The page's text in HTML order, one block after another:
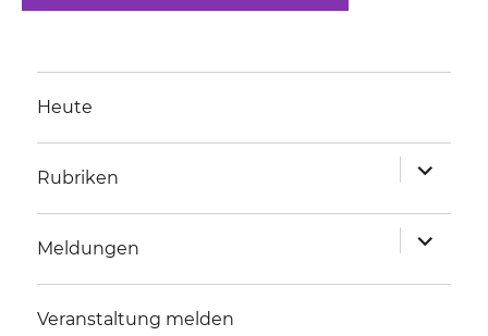
Heute
Rubriken
anzeigen
Meldungen
anzeigen
Veranstaltung melden